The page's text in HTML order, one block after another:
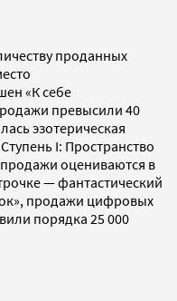
проданных
«К себе
превысили 40
эзотерическая
I: Пространство
оцениваются в
— фантастический
продажи цифровых
порядка 25 000